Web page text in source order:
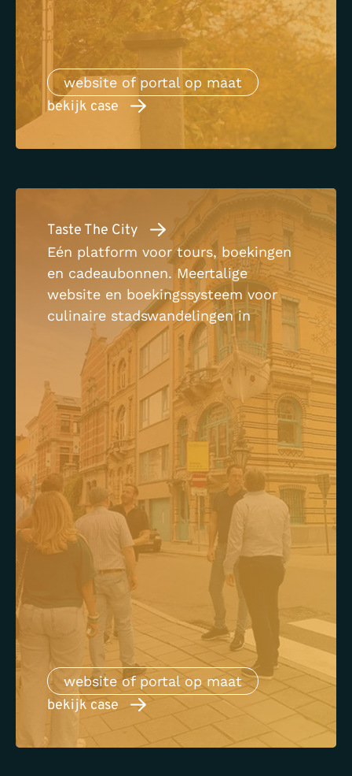
website of portal op maat
bekijk case
website of portal op maat
bekijk case
Taste The City
Eén platform voor tours, boekingen
en cadeaubonnen. Meertalige
website en boekingssysteem voor
culinaire stadswandelingen in
Antwerpen, Brussel en München.